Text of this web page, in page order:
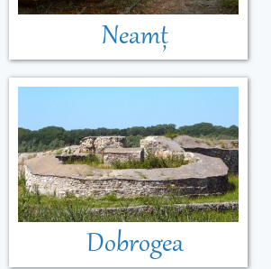
Neamț
Dobrogea